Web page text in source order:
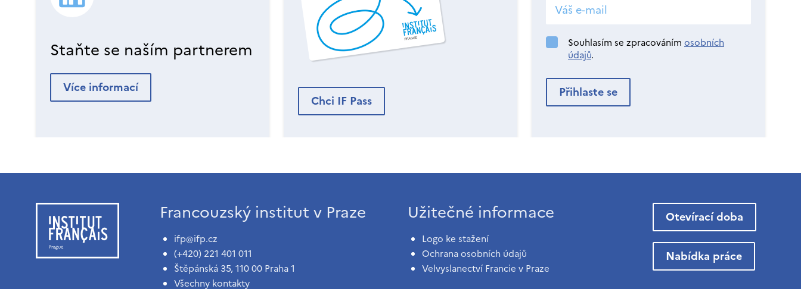
Staňte se naším partnerem
Více informací
Chci IF Pass
Souhlasím se zpracováním osobních
údajů.
Francouzský institut v Praze
ifp@ifp.cz
(+420) 221 401 011
Štěpánská 35, 110 00 Praha 1
Všechny kontakty
Užitečné informace
Logo ke stažení
Ochrana osobních údajů
Velvyslanectví Francie v Praze
Otevírací doba
Nabídka práce